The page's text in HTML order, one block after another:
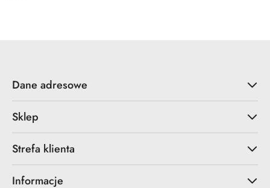
Dane adresowe
Sklep
Strefa klienta
Informacje